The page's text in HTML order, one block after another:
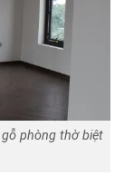
phòng thờ biệt